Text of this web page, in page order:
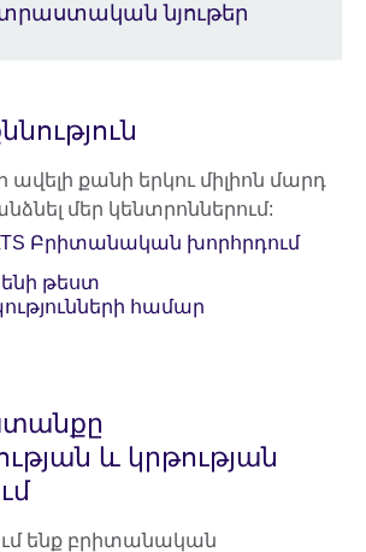
նյութեր
քանի երկու միլիոն մարդ
մեր կենտրոններում:
Բրիտանական խորհրդում
թեստ
համար
և կրթության
ենք բրիտանական